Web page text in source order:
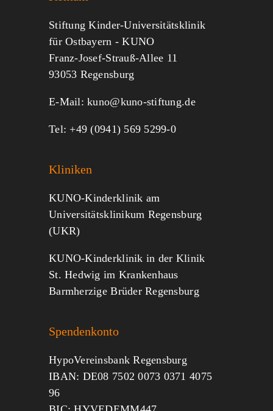
Jeder kann helfen.
MITMACHEN SPENDEN
Stiftung Kinder-Universitätsklinik
für Ostbayern - KUNO
Franz-Josef-Strauß-Allee 11
93053 Regensburg
E-Mail:kuno@kuno-stiftung.de
Tel: +49 (0941) 569 5299-0
Kliniken
KUNO-Kinderklinik am
Universitätsklinikum Regensburg
(UKR)
KUNO-Kinderklinik in der Klinik
St. Hedwig im Krankenhaus
Barmherzige Brüder Regensburg
Spendenkonto
HypoVereinsbank Regensburg
IBAN: DE08 7502 0073 0371 4075
96